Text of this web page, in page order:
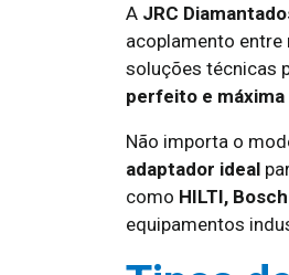
A JRC
acoplamento entre
soluções técnicas
perfeito e
Não importa o
adaptador ideal
como HILTI, Bosch
equipamentos